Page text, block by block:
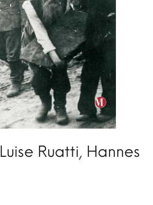
Luise Ruatti, Hannes